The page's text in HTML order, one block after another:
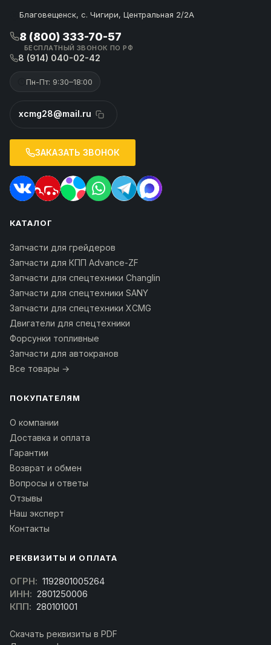
Благовещенск, с. Чигири, Центральная 2/2А
8 (800) 333-70-57
БЕСПЛАТНЫЙ ЗВОНОК ПО РФ
8 (914) 040-02-42
Пн-Пт: 9:30–18:00
xcmg28@mail.ru
ЗАКАЗАТЬ ЗВОНОК
КАТАЛОГ
Запчасти для грейдеров
Запчасти для КПП Advance-ZF
Запчасти для спецтехники Changlin
Запчасти для спецтехники SANY
Запчасти для спецтехники XCMG
Двигатели для спецтехники
Форсунки топливные
Запчасти для автокранов
Все товары →
ПОКУПАТЕЛЯМ
О компании
Доставка и оплата
Гарантии
Возврат и обмен
Вопросы и ответы
Отзывы
Наш эксперт
Контакты
РЕКВИЗИТЫ И ОПЛАТА
ОГРН: 1192801005264
ИНН: 2801250006
КПП: 280101001
Скачать реквизиты в PDF